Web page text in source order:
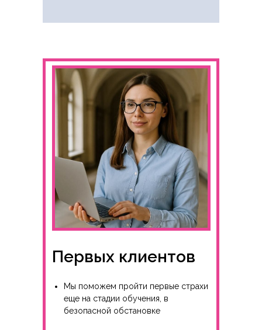
Первых клиентов
Мы поможем пройти первые страхи
еще на стадии обучения, в
безопасной обстановке